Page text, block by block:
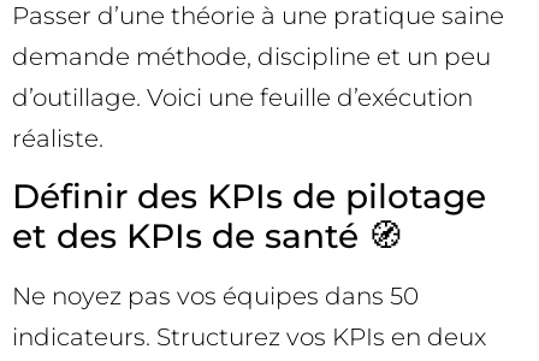
Passer d’une théorie à une pratique saine
demande méthode, discipline et un peu
d’outillage. Voici une feuille d’exécution
réaliste.
Définir des KPIs de pilotage
et des KPIs de santé 🧭
Ne noyez pas vos équipes dans 50
indicateurs. Structurez vos KPIs en deux